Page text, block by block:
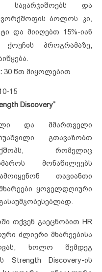
სავარჯიშოებს და
ვორქშოფის ბოლოს კი,
და მიიღებთ 15%-იან
ქოუჩის პროგრამაზე,
: 30 წთ მიყოლებით
15
Discovery”
და მმართველი
გთავაზობთ
რომელიც
მონაწილეებს
თავიანთი
ყოველდღიური
თქვენ გაეცნობით HR
ძლიერი მხარეებისა
ხოლო შემდეგ
Strength Discovery-ის